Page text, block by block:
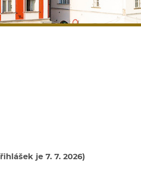
je 7. 7. 2026)